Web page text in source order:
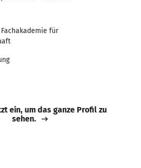
für
ein, um das ganze Profil zu
sehen.